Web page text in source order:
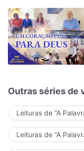
Outras séries de
Leituras de “A
Leituras de “A